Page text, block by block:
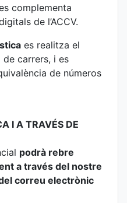
complementa
de l’ACCV.
es realitza el
carrers, i es
de números
I A TRAVÉS DE
podrà rebre
a través del nostre
correu electrònic